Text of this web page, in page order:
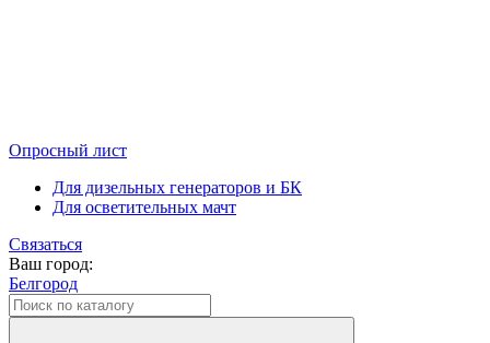
Опросный лист
Для дизельных генераторов и БК
Для осветительных мачт
Связаться
Ваш город:
Белгород